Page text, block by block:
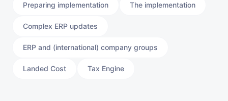
Preparing implementation The implementation
Complex ERP updates
ERP and (international) company groups
Landed Cost Tax Engine